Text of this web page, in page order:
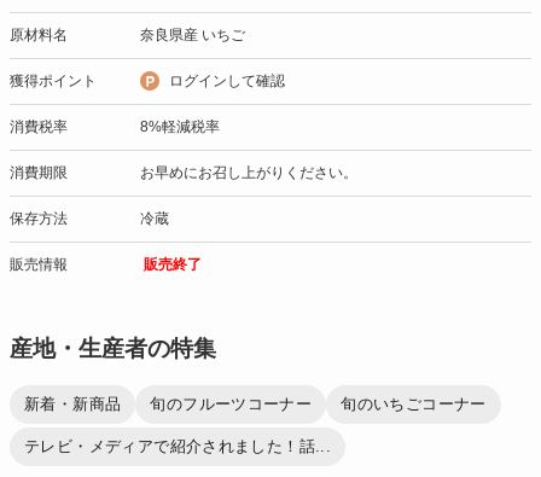
原材料名 奈良県産 いちご
獲得ポイント ログインして確認
消費税率 8%軽減税率
消費期限 お早めにお召し上がりください。
保存方法 冷蔵
販売情報 販売終了
産地・生産者の特集
新着・新商品 旬のフルーツコーナー 旬のいちごコーナー
テレビ・メディアで紹介されました！話...